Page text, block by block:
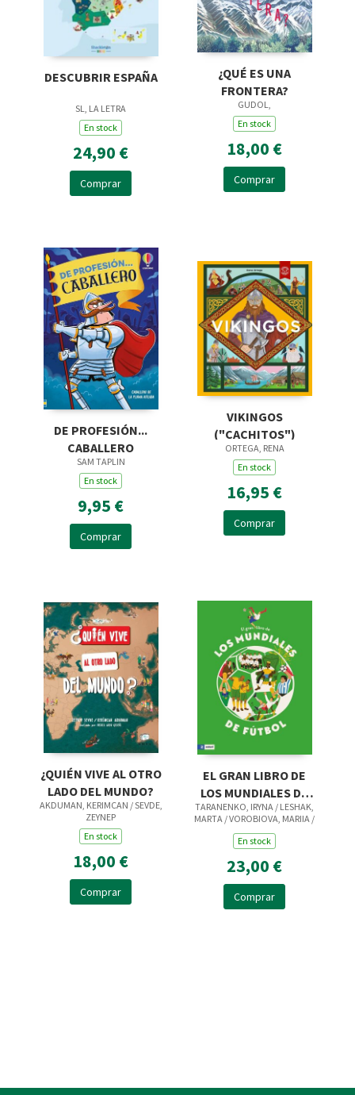
DESCUBRIR ESPAÑA
SL, LA LETRA
En stock
24,90 €
Comprar
¿QUÉ ES UNA
FRONTERA?
GUDOL,
En stock
18,00 €
Comprar
DE PROFESIÓN...
CABALLERO
SAM TAPLIN
En stock
9,95 €
Comprar
VIKINGOS
("CACHITOS")
ORTEGA, RENA
En stock
16,95 €
Comprar
¿QUIÉN VIVE AL OTRO
LADO DEL MUNDO?
AKDUMAN, KERIMCAN / SEVDE,
ZEYNEP
En stock
18,00 €
Comprar
EL GRAN LIBRO DE
LOS MUNDIALES DE
FÚTBOL
TARANENKO, IRYNA / LESHAK,
MARTA / VOROBIOVA, MARIIA /
PLOTKA, ANNA
En stock
23,00 €
Comprar